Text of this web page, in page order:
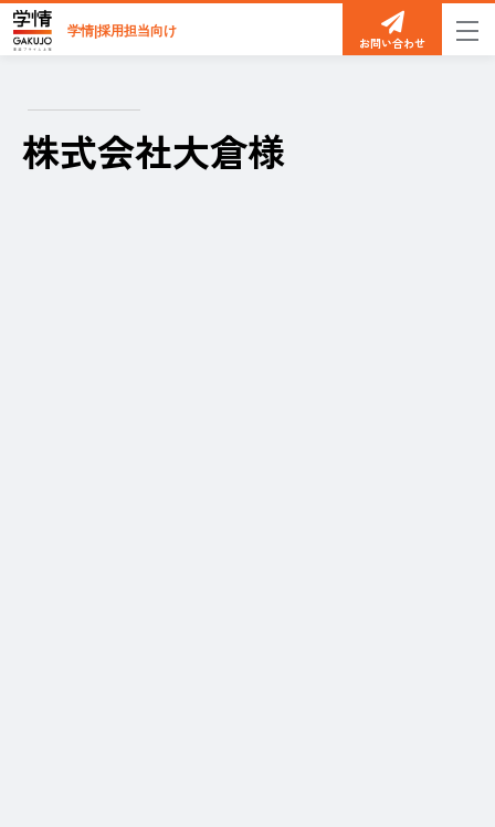
学情|採用担当向け
お問い合わせ
株式会社大倉様